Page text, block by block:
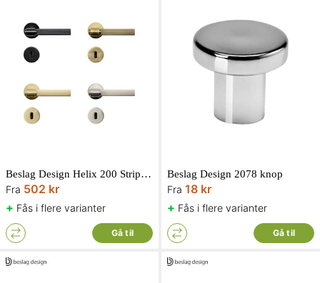
Beslag Design Helix 200 Stripe dørgreb inkl. nøgleskilt
Fra 502 kr
+ Fås i flere varianter
Gå til
Beslag Design 2078 knop
Fra 18 kr
+ Fås i flere varianter
Gå til